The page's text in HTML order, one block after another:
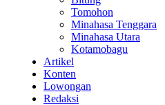
Tomohon
Minahasa Tenggara
Minahasa Utara
Kotamobagu
Artikel
Konten
Lowongan
Redaksi